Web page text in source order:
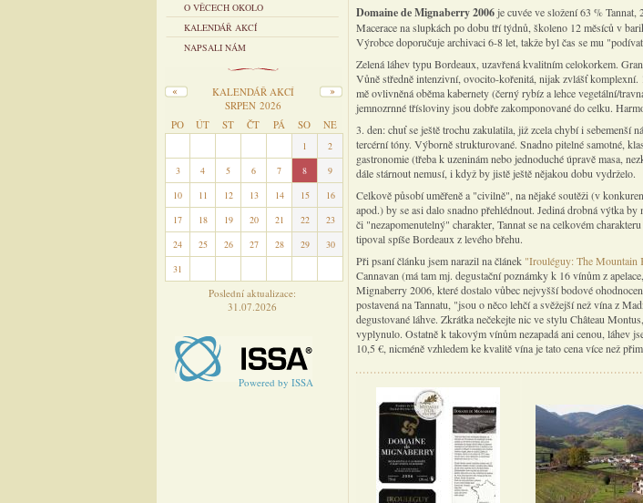
O VĚCECH OKOLO
KALENDÁŘ AKCÍ
NAPSALI NÁM
KALENDÁŘ AKCÍ
SRPEN 2026
PO
ÚT ST ČT PÁ SO NE
1
2
3
4 5 6 7 8
9
10
11 12 13 14 15
16
17
18 19 20 21 22
23
24
25 26 27 28 29
30
31
Poslední aktualizace:
31.07.2026
Powered by ISSA
Domaine de Mignaberry 2006je cuvée ve složení 63 % Tannat,
Macerace na slupkách po dobu tří týdnů, školeno 12 měsíců v
Výrobce doporučuje archivaci 6-8 let, takže byl čas se mu
Zelená láhev typu Bordeaux, uzavřená kvalitním celokorkem.
Vůně středně intenzivní, ovocito-kořenitá, nijak zvlášť komplexní.
mě ovlivněná oběma kabernety (černý rybíz a lehce vegetální/
jemnozrnné třísloviny jsou dobře zakomponované do celku.
3. den: chuť se ještě trochu zakulatila, již zcela chybí i sebemenší
tercérní tóny. Výborně strukturované. Snadno pitelné samotné,
gastronomie (třeba k uzeninám nebo jednoduché úpravě masa,
dále stárnout nemusí, i když by jistě ještě nějakou dobu vydrželo.
Celkově působí uměřeně a "civilně", na nějaké soutěži (v
apod.) by se asi dalo snadno přehlédnout. Jediná drobná výtka
či "nezapomenutelný" charakter, Tannat se na celkovém
tipoval spíše Bordeaux z levého břehu.
Při psaní článku jsem narazil na článek "Irouléguy: The Mountain
Cannavan (má tam mj. degustační poznámky k 16 vínům z
Mignaberry 2006, které dostalo vůbec nejvyšší bodové
postavená na Tannatu, "jsou o něco lehčí a svěžejší než vína z
degustované láhve. Zkrátka nečekejte nic ve stylu Château
vyplynulo. Ostatně k takovým vínům nezapadá ani cenou, láhev
10,5 €, nicméně vzhledem ke kvalitě vína je tato cena více než